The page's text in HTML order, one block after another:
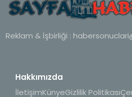
Reklam & İşbirliği :
Hakkımızda
İletişimKünyeGizlilik Politikası